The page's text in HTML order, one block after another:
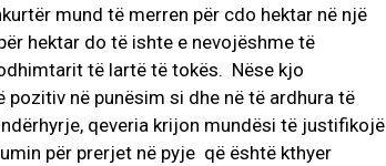
mund të merren për cdo hektar në një
hektar do të ishte e nevojëshme të
të lartë të tokës. Nëse kjo
në punësim si dhe në të ardhura të
qeveria krijon mundësi të justifikojë
për prerjet në pyje që është kthyer